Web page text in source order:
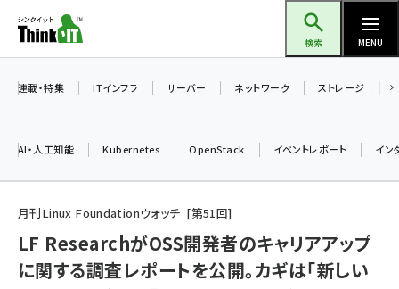
ン
ツ
検索 MENU
加藤銘のチーム貢献～仲間と築いた勝利の絆～ (2329)
iot女子会 (2295)
連載・特集 ITインフラ サーバー ネットワーク ストレージ
AI・人工知能 Kubernetes OpenStack イベントレポート イン
月刊Linux Foundationウォッチ 第51回
LF ResearchがOSS開発者のキャリアアップ
に関する調査レポートを公開。カギは「新しい